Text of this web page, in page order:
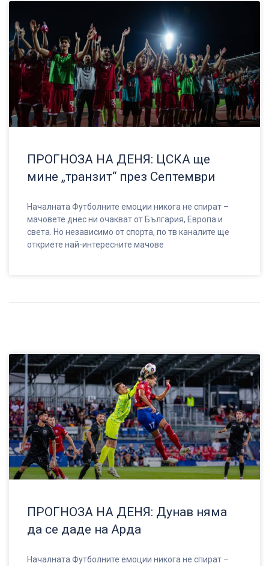
ПРОГНОЗА НА ДЕНЯ: ЦСКА ще
мине „транзит“ през Септември
Началната Футболните емоции никога не спират –
мачовете днес ни очакват от България, Европа и
света. Но независимо от спорта, по тв каналите ще
откриете най-интересните мачове
ПРОГНОЗА НА ДЕНЯ: Дунав няма
да се даде на Арда
Началната Футболните емоции никога не спират –